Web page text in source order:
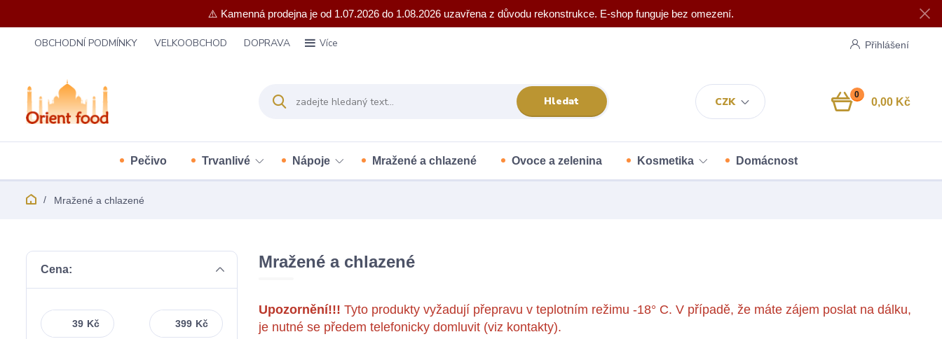
⚠️ Kamenná prodejna je od 1.07.2026 do 1.08.2026 uzavřena z důvodu rekonstrukce. E-shop funguje bez omezení.
OBCHODNÍ PODMÍNKY VELKOOBCHOD DOPRAVA Více
CZK
Přihlášení
Hledat 0
0,00 Kč
Pečivo Trvanlivé Nápoje Mražené a chlazené Ovoce a zelenina Kosmetika Domácnost
Mražené a chlazené
Mražené a chlazené
Upozornění!!! Tyto produkty vyžadují přepravu v teplotním režimu -18° C. V případě, že máte zájem poslat na dálku,
je nutné se předem telefonicky domluvit (viz kontakty).
Cena:
Kč Kč